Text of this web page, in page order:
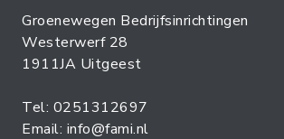
Groenewegen Bedrijfsinrichtingen
Westerwerf 28
1911JA Uitgeest
Tel: 0251312697
Email: info@fami.nl